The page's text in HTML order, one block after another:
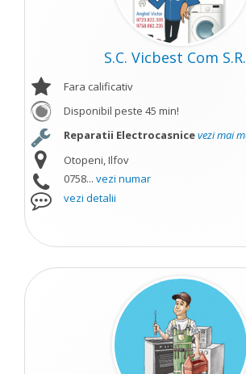
S.C. Vicbest Com
Fara calificativ
Disponibil peste 45 min!
Reparatii Electrocasnicevezi mai
Otopeni, Ilfov
0758... vezi numar
vezi detalii